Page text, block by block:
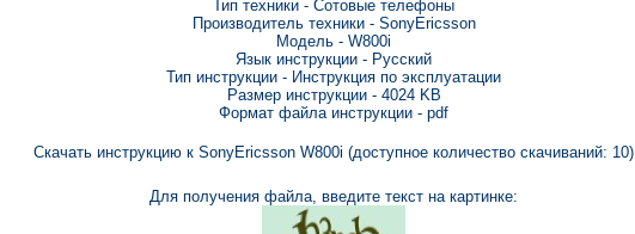
Тип техники - Сотовые телефоны
Производитель техники - SonyEricsson
Модель - W800i
Язык инструкции - Русский
Тип инструкции - Инструкция по эксплуатации
Размер инструкции - 4024 KB
Формат файла инструкции - pdf
Скачать инструкцию к SonyEricsson W800i (доступное количество скачиваний: 10)
Для получения файла, введите текст на картинке: